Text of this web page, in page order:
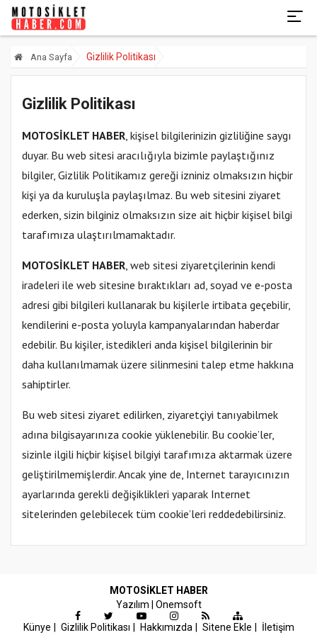
Ana Sayfa Gizlilik Politikası
Gizlilik Politikası
MOTOSİKLET HABER, kişisel bilgilerinizin gizliliğine saygı
duyar. Bu web sitesi aracılığıyla bizimle paylaştığınız
bilgiler, Gizlilik Politikamız gereği izniniz olmaksızın hiçbir
kişi ya da kuruluşla paylaşılmaz. Bu web sitesini ziyaret
ederken, sizin bilginiz olmaksızın size ait hiçbir kişisel bilgi
tarafımıza ulaştırılmamaktadır.
MOTOSİKLET HABER, web sitesi ziyaretçilerinin kendi
iradeleri ile web sitesine bıraktıkları ad, soyad ve e-posta
adresi gibi bilgileri kullanarak bu kişilerle irtibata geçebilir,
kendilerini e-posta yoluyla kampanyalarından haberdar
edebilir. Bu kişiler, istedikleri anda kişisel bilgilerinin bir
daha kullanılmamak üzere silinmesini talep etme hakkına
sahiptirler.
Bu web sitesi ziyaret edilirken, ziyaretçiyi tanıyabilmek
adına bilgisayarınıza cookie yüklenebilir. Bu cookie’ler,
sizinle ilgili hiçbir kişisel bilgiyi tarafımıza aktarmak üzere
geliştirilmemişlerdir. Ancak yine de, Internet tarayıcınızın
ayarlarında gerekli değişiklikleri yaparak Internet
sitelerinden gelebilecek tüm cookie’leri reddedebilirsiniz.
MOTOSIKLET HABER
Yazılım | Onemsoft
Künye
Gizlilik Politikası Hakkımızda Sitene Ekle İletişim